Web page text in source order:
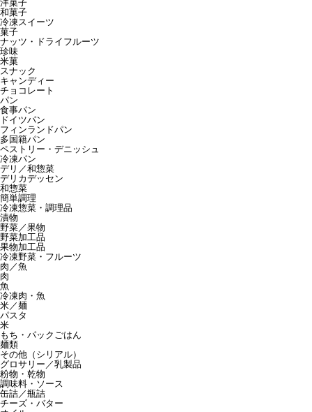
洋菓子
和菓子
冷凍スイーツ
菓子
ナッツ・ドライフルーツ
珍味
米菓
スナック
キャンディー
チョコレート
パン
食事パン
ドイツパン
フィンランドパン
多国籍パン
ペストリー・デニッシュ
冷凍パン
デリ／和惣菜
デリカデッセン
和惣菜
簡単調理
冷凍惣菜・調理品
漬物
野菜／果物
野菜加工品
果物加工品
冷凍野菜・フルーツ
肉／魚
肉
魚
冷凍肉・魚
米／麺
パスタ
米
もち・パックごはん
麺類
その他（シリアル）
グロサリー／乳製品
粉物・乾物
調味料・ソース
缶詰／瓶詰
チーズ・バター